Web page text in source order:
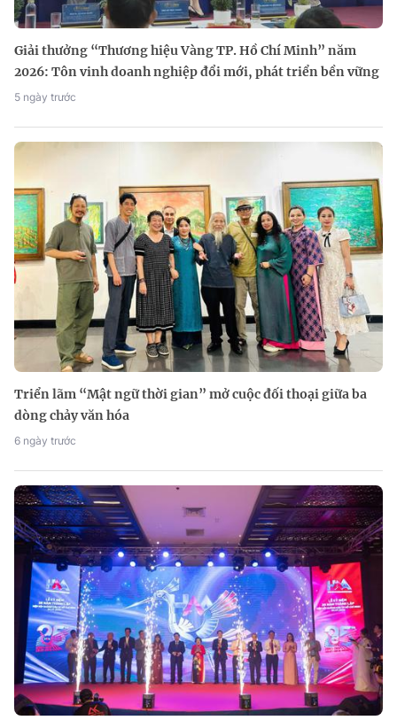
Giải thưởng “Thương hiệu Vàng TP. Hồ Chí Minh” năm
2026: Tôn vinh doanh nghiệp đổi mới, phát triển bền vững
5 ngày trước
Triển lãm “Mật ngữ thời gian” mở cuộc đối thoại giữa ba
dòng chảy văn hóa
6 ngày trước